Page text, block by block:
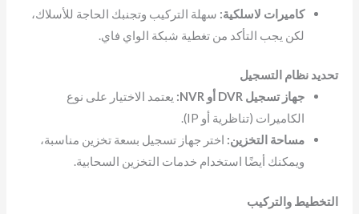
كاميرات لاسلكية: سهلة التركيب وتجنبك الحاجة للأسلاك،
لكن يجب التأكد من تغطية شبكة الواي فاي.
تحديد نظام التسجيل
جهاز تسجيل DVR أو NVR:
يعتمد الاختيار على نوع
الكاميرات (تناظرية أو IP).
مساحة التخزين: اختر جهاز تسجيل بسعة تخزين مناسبة،
ويمكنك أيضًا استخدام خدمات التخزين السحابية.
التخطيط والتركيب